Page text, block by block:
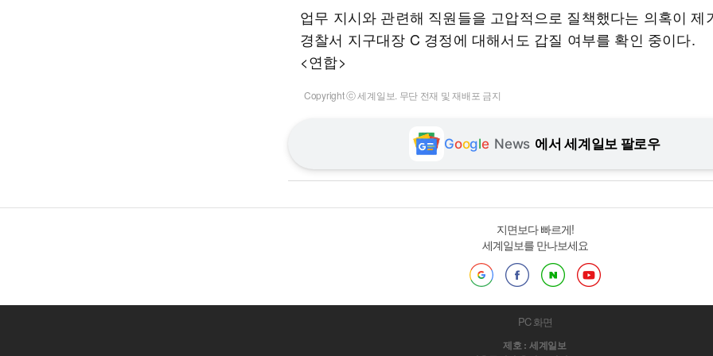
업무 지시와 관련해 직원들을 고압적으로 질책했다는 의혹이 제
경찰서 지구대장 C 경정에 대해서도 갑질 여부를 확인 중이다.
<연합>
Copyright ⓒ 세계일보. 무단 전재 및 재배포 금지
Google News 에서 세계일보 팔로우
지면보다 빠르게!
세계일보를 만나보세요
PC 화면
제호 : 세계일보